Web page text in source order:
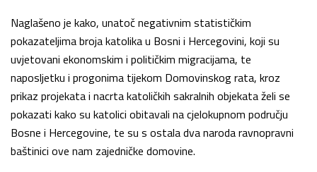
Naglašeno je kako, unatoč negativnim statističkim
pokazateljima broja katolika u Bosni i Hercegovini, koji su
uvjetovani ekonomskim i političkim migracijama, te
naposljetku i progonima tijekom Domovinskog rata, kroz
prikaz projekata i nacrta katoličkih sakralnih objekata želi se
pokazati kako su katolici obitavali na cjelokupnom području
Bosne i Hercegovine, te su s ostala dva naroda ravnopravni
baštinici ove nam zajedničke domovine.